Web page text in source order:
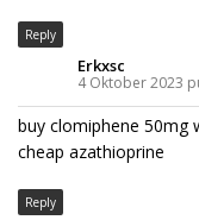
Reply
Erkxsc
4 Oktober 2023
buy clomiphene 50mg
cheap azathioprine
Reply